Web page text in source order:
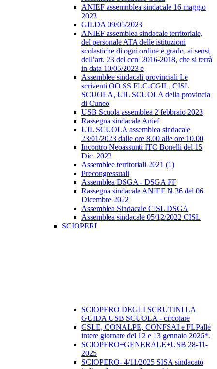
ANIEF assemnblea sindacale 16 maggio
2023
GILDA 09/05/2023
ANIEF assemblea sindacale territoriale,
del personale ATA delle istituzioni
scolastiche di ogni ordine e grado, ai sensi
dell’art. 23 del ccnl 2016-2018, che si terrà
in data 10/05/2023 e
Assemblee sindacali provinciali Le
scriventi OO.SS FLC-CGIL, CISL
SCUOLA, UIL SCUOLA della provincia
di Cuneo
USB Scuola assemblea 2 febbraio 2023
Rassegna sindacale Anief
UIL SCUOLA assemblea sindacale
23/01/2023 dalle ore 8.00 alle ore 10.00
Incontro Neoassunti ITC Bonelli del 15
Dic. 2022
Assemblee territoriali 2021 (1)
Precongressuali
Assemblea DSGA - DSGA FF
Rassegna sindacale ANIEF N.36 del 06
Dicembre 2022
Assemblea Sindacale CISL DSGA
Assemblea sindacale 05/12/2022 CISL
SCIOPERI
SCIOPERO DEGLI SCRUTINI LA
GUIDA USB SCUOLA - circolare
CSLE, CONALPE, CONFSAI e FLPalle
intere giornate del 12 e 13 gennaio 2026*.
SCIOPERO+GENERALE+USB 28-11-
2025
SCIOPERO- 4/11/2025 SISA sindacato